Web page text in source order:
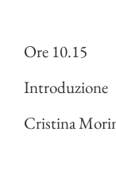
Ore 10.15
Introduzione
Cristina